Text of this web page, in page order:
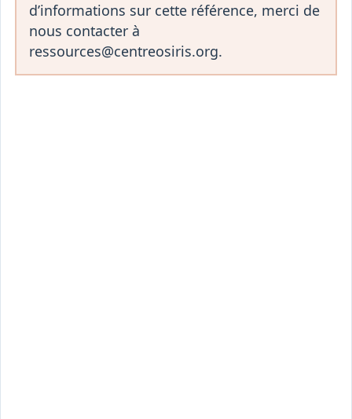
d’informations sur cette référence, merci de
nous contacter à
ressources@centreosiris.org.